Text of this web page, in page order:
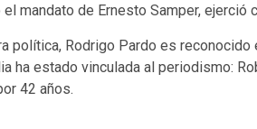
el mandato de Ernesto Samper,
política, Rodrigo Pardo es
ha estado vinculada al periodismo:
42 años.